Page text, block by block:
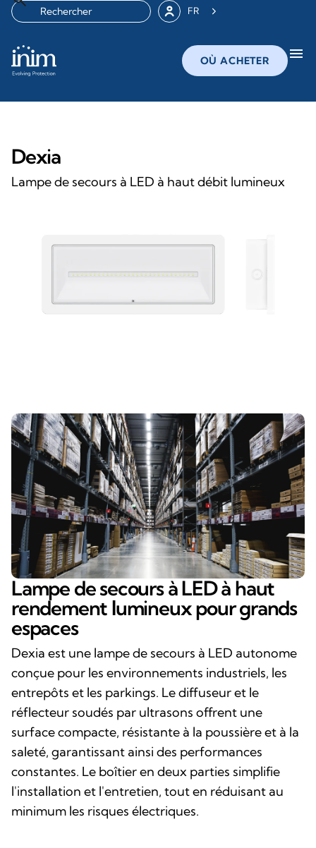
FR
OÙ ACHETER menu
Dexia
Lampe de secours à LED à haut débit lumineux
Lampe de secours à LED à haut
rendement lumineux pour grands
espaces
Dexia est une lampe de secours à LED autonome
conçue pour les environnements industriels, les
entrepôts et les parkings. Le diffuseur et le
réflecteur soudés par ultrasons offrent une
surface compacte, résistante à la poussière et à la
saleté, garantissant ainsi des performances
constantes. Le boîtier en deux parties simplifie
l'installation et l'entretien, tout en réduisant au
minimum les risques électriques.